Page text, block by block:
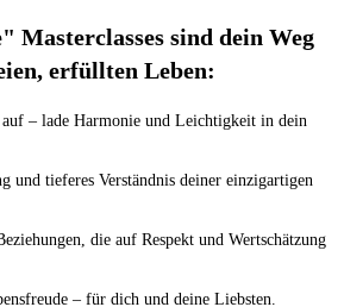
Masterclasses sind dein Weg
erfüllten Leben:
– lade Harmonie und Leichtigkeit in dein
und tieferes Verständnis deiner einzigartigen
die auf Respekt und Wertschätzung
– für dich und deine Liebsten.